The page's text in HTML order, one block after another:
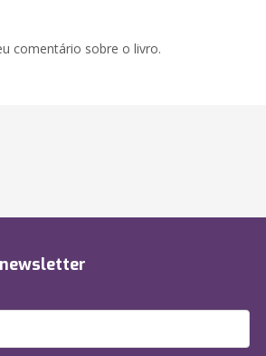
comentário sobre o livro.